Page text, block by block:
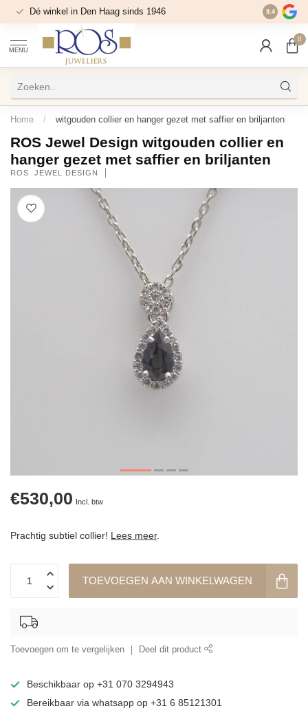
Dé winkel in Den Haag sinds 1946 9.4
MENU
0
Home / witgouden collier en hanger gezet met saffier en briljanten
ROS Jewel Design witgouden collier en
hanger gezet met saffier en briljanten
ROS  JEWEL DESIGN
€530,00 Incl. btw
Prachtig subtiel collier! Lees meer.
TOEVOEGEN AAN WINKELWAGEN
Toevoegen om te vergelijken Deel dit product
Beschikbaar op +31 070 3294943
Bereikbaar via whatsapp op +31 6 85121301